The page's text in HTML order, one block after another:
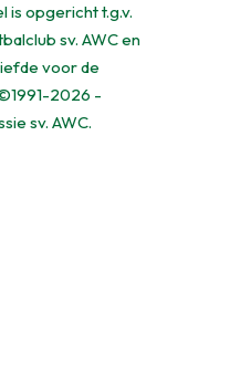
is opgericht t.g.v.
sv. AWC en
voor de
2026 -
sv. AWC.